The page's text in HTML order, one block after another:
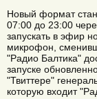
Новый формат
07:00 до 23:00
запускать в эфир
микрофон,
"Радио Балтика"
запуске
"Твиттере"
которую входит